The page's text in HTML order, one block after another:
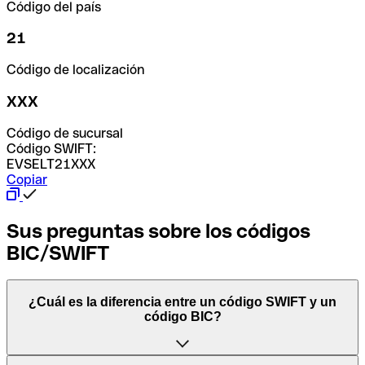
Código del país
21
Código de localización
XXX
Código de sucursal
Código SWIFT:
EVSELT21XXX
Copiar
Sus preguntas sobre los códigos
BIC/SWIFT
¿Cuál es la diferencia entre un código SWIFT y un
código BIC?